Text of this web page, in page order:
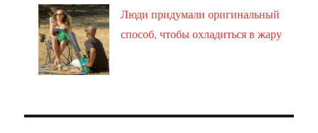
Люди придумали оригинальный
способ, чтобы охладиться в жару